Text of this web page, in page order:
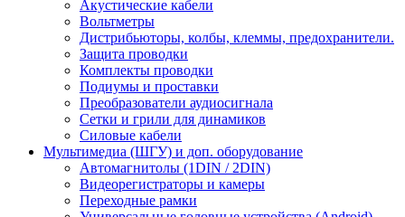
Акустические кабели
Вольтметры
Дистрибьюторы, колбы, клеммы, предохранители.
Защита проводки
Комплекты проводки
Подиумы и проставки
Преобразователи аудиосигнала
Сетки и грили для динамиков
Силовые кабели
Мультимедиа (ШГУ) и доп. оборудование
Автомагнитолы (1DIN / 2DIN)
Видеорегистраторы и камеры
Переходные рамки